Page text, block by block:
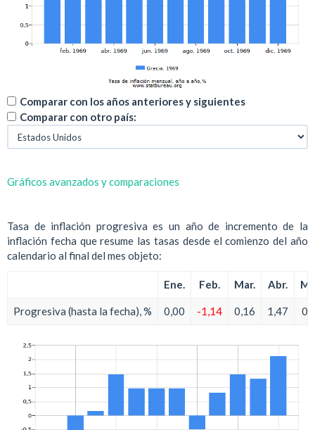
Comparar con los años anteriores y siguientes
Comparar con otro país:
Gráficos avanzados y comparaciones
Tasa de inflación progresiva es un año de incremento de la
inflación fecha que resume las tasas desde el comienzo del año
calendario al final del mes objeto:
Ene. Feb. Mar. Abr.
Progresiva (hasta la fecha), % 0,00 -1,14 0,16 1,47